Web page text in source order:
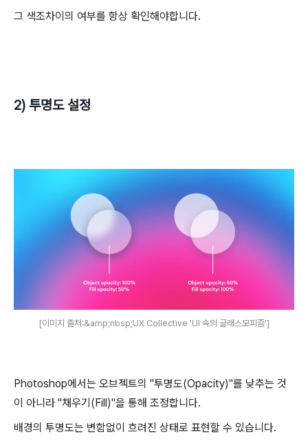
그 색조차이의 여부를 항상 확인해야합니다.
2) 투명도 설정
[이미지 출처:&amp;nbsp;UX Collective 'UI 속의 글래스모피즘']
Photoshop에서는 오브젝트의 "투명도(Opacity)"를 낮추는 것
이 아니라 "채우기(Fill)"을 통해 조정합니다.
배경의 투명도는 변함없이 흐려진 상태로 표현할 수 있습니다.